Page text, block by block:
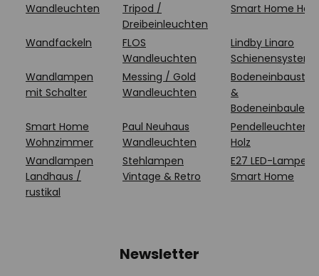
Wandleuchten
Tripod /
Dreibeinleuchten
Smart Home
Wandfackeln
FLOS
Wandleuchten
Lindby Linaro
Schienensystem
Wandlampen
mit Schalter
Messing / Gold
Wandleuchten
&
Smart Home
Wohnzimmer
Paul Neuhaus
Wandleuchten
Pendelleuchten
Holz
Wandlampen
Landhaus /
rustikal
Stehlampen
Vintage & Retro
E27 LED-Lampen
Smart Home
Newsletter